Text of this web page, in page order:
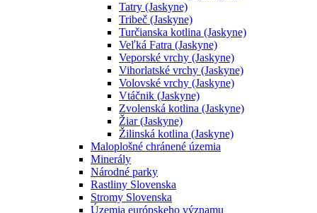
Tatry (Jaskyne)
Tribeč (Jaskyne)
Turčianska kotlina (Jaskyne)
Veľká Fatra (Jaskyne)
Veporské vrchy (Jaskyne)
Vihorlatské vrchy (Jaskyne)
Volovské vrchy (Jaskyne)
Vtáčnik (Jaskyne)
Zvolenská kotlina (Jaskyne)
Žiar (Jaskyne)
Žilinská kotlina (Jaskyne)
Maloplošné chránené územia
Minerály
Národné parky
Rastliny Slovenska
Stromy Slovenska
Územia európskeho významu